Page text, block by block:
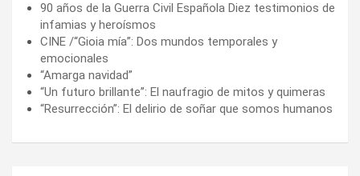
90 años de la Guerra Civil Española Diez testimonios de
infamias y heroísmos
CINE /“Gioia mía”: Dos mundos temporales y
emocionales
“Amarga navidad”
“Un futuro brillante”: El naufragio de mitos y quimeras
“Resurrección”: El delirio de soñar que somos humanos